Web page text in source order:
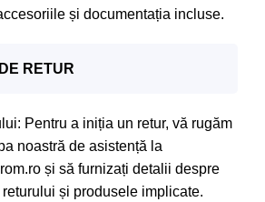
și documentația incluse.
RETUR
Pentru a iniția un retur, vă rugăm
noastră de asistență la
și să furnizați detalii despre
și produsele implicate.